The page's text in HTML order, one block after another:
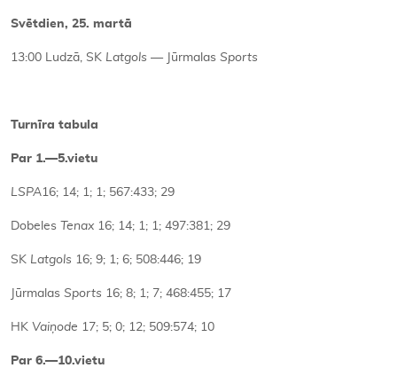
Svētdien, 25. martā
13:00 Ludzā, SK Latgols — Jūrmalas Sports
Turnīra tabula
Par 1.—5.vietu
LSPA16; 14; 1; 1; 567:433; 29
Dobeles Tenax 16; 14; 1; 1; 497:381; 29
SK Latgols 16; 9; 1; 6; 508:446; 19
Jūrmalas Sports 16; 8; 1; 7; 468:455; 17
HK Vaiņode 17; 5; 0; 12; 509:574; 10
Par 6.—10.vietu